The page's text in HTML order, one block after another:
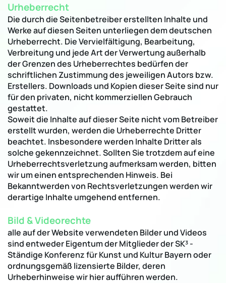
Urheberrecht
Die durch die Seitenbetreiber erstellten Inhalte und
Werke auf diesen Seiten unterliegen dem deutschen
Urheberrecht. Die Vervielfältigung, Bearbeitung,
Verbreitung und jede Art der Verwertung außerhalb
der Grenzen des Urheberrechtes bedürfen der
schriftlichen Zustimmung des jeweiligen Autors bzw.
Erstellers. Downloads und Kopien dieser Seite sind nur
für den privaten, nicht kommerziellen Gebrauch
gestattet.
Soweit die Inhalte auf dieser Seite nicht vom Betreiber
erstellt wurden, werden die Urheberrechte Dritter
beachtet. Insbesondere werden Inhalte Dritter als
solche gekennzeichnet. Sollten Sie trotzdem auf eine
Urheberrechtsverletzung aufmerksam werden, bitten
wir um einen entsprechenden Hinweis. Bei
Bekanntwerden von Rechtsverletzungen werden wir
derartige Inhalte umgehend entfernen.
Bild & Videorechte
alle auf der Website verwendeten Bilder und Videos
sind entweder Eigentum der Mitglieder der SK³ -
Ständige Konferenz für Kunst und Kultur Bayern oder
ordnungsgemäß lizensierte Bilder, deren
Urheberhinweise wir hier aufführen werden.